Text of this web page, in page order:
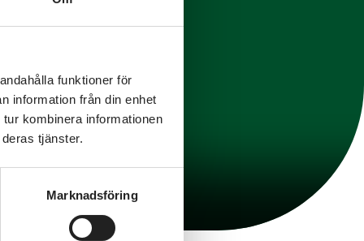
funktioner för
information från din enhet
kombinera informationen
tjänster.
Marknadsföring